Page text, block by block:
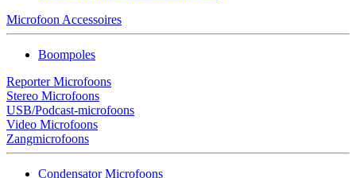
Microfoon Accessoires
Boompoles
Reporter Microfoons
Stereo Microfoons
USB/Podcast-microfoons
Video Microfoons
Zangmicrofoons
Condensator Microfoons